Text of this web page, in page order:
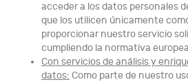
acceder a los datos personales
que los utilicen únicamente
proporcionar nuestro servicio
cumpliendo la normativa
Con servicios de análisis y
datos: Como parte de nuestro